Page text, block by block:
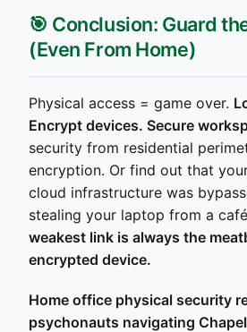
🎯 Conclusion: Guard
(Even From Home)
Physical access = game over.
Encrypt devices. Secure
security from residential
encryption. Or find out that
cloud infrastructure was
stealing your laptop from a
weakest link is always the
encrypted device.
Home office physical security
psychonauts navigating